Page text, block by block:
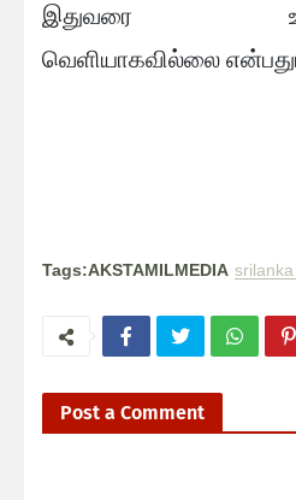
இதுவரை
வெளியாகவில்லை
Tags:AKSTAMILMEDIA
Post a Comment